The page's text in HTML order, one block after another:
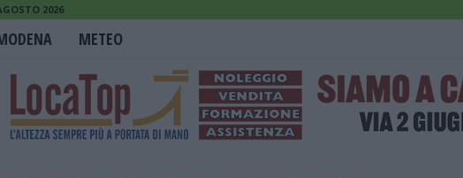
2026
METEO